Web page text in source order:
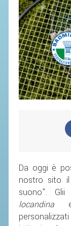
Da oggi è
nostro sito
suono”.
locandina